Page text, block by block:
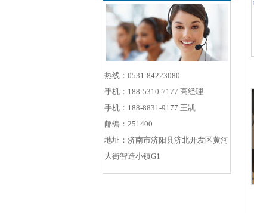
热线：0531-84223080
手机：188-5310-7177 高经理
手机：188-8831-9177 王凯
邮编：251400
地址：济南市济阳县济北开发区黄河
大街智造小镇G1